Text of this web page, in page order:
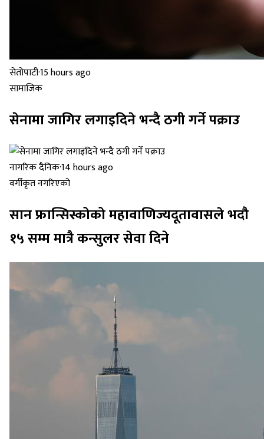
सेतोपाटी·15 hours ago
सामाजिक
सेनामा जागिर लगाइदिने भन्दै ठगी गर्ने पक्राउ
नागरिक दैनिक·14 hours ago
वर्गीकृत नगरिएको
सान फ्रान्सिस्कोको महावाणिज्यदूतावासले भदौ
१५ सम्म मात्रै कन्सुलर सेवा दिने